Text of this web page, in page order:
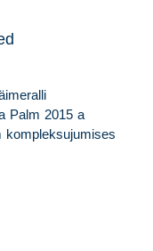
Palm 2015 a
kompleksujumises